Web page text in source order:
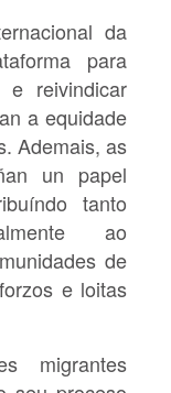
da
para
e reivindicar
a equidade
Ademais, as
un papel
tanto
ao
de
e loitas
migrantes